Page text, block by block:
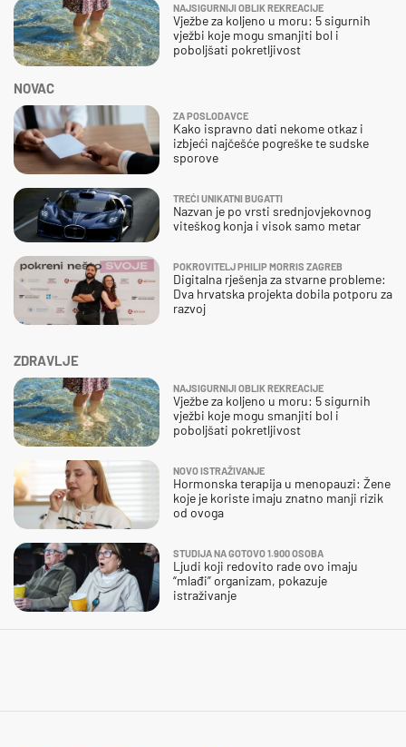
ZDRAVLJE
NAJSIGURNIJI OBLIK REKREACIJE
Vježbe za koljeno u moru: 5 sigurnih
vježbi koje mogu smanjiti bol i
poboljšati pokretljivost
NOVO ISTRAŽIVANJE
Hormonska terapija u menopauzi: Žene
koje je koriste imaju znatno manji rizik
od ovoga
STUDIJA NA GOTOVO 1.900 OSOBA
Ljudi koji redovito rade ovo imaju
“mlađi” organizam, pokazuje
istraživanje
NOVAC
ZA POSLODAVCE
Kako ispravno dati nekome otkaz i
izbjeći najčešće pogreške te sudske
sporove
TREĆI UNIKATNI BUGATTI
Nazvan je po vrsti srednjovjekovnog
viteškog konja i visok samo metar
POKROVITELJ PHILIP MORRIS ZAGREB
Digitalna rješenja za stvarne probleme:
Dva hrvatska projekta dobila potporu za
razvoj
NAJSIGURNIJI OBLIK REKREACIJE
Vježbe za koljeno u moru: 5 sigurnih
vježbi koje mogu smanjiti bol i
poboljšati pokretljivost